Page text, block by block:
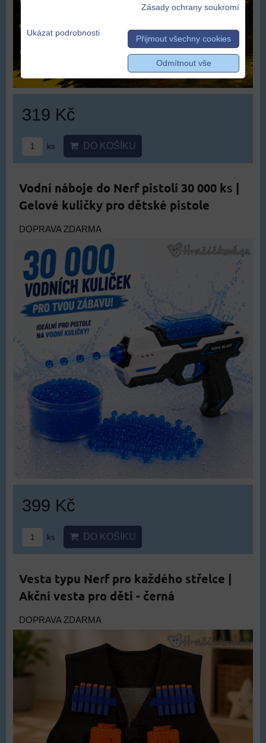
319 Kč
ks DO KOŠÍKU
Vodní náboje do Nerf pistolí 30 000 ks |
Gelové kuličky pro dětské pistole
DOPRAVA ZDARMA
399 Kč
ks DO KOŠÍKU
Vesta typu Nerf pro každého střelce |
Akční vesta pro děti - černá
DOPRAVA ZDARMA
Zásady ochrany soukromí
Ukázat podrobnosti
Přijmout všechny cookies
Odmítnout vše